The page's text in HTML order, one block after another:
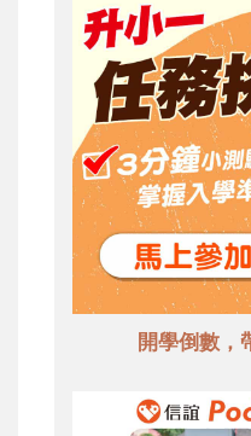
開學倒數，